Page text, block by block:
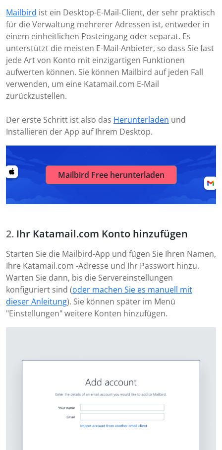
Mailbird ist ein Desktop-E-Mail-Client, der sehr praktisch
für die Verwaltung mehrerer Adressen ist, entweder in
einem einheitlichen Posteingang oder separat. Es
unterstützt die meisten E-Mail-Anbieter, so dass Sie fast
jede Art von Konto mit einzigartigen Funktionen
aufwerten können. Sie können Mailbird auf jeden Fall
verwenden, um eine Katamail.com E-Mail
zurückzustellen.
Der erste Schritt ist also das Herunterladen und
Installieren der App auf Ihrem Desktop.
Mailbird Free herunterladen
Ihr Katamail.com Konto hinzufügen
Starten Sie die Mailbird-App und fügen Sie Ihren Namen,
Ihre Katamail.com -Adresse und Ihr Passwort hinzu.
Warten Sie dann, bis die Servereinstellungen
konfiguriert sind (oder machen Sie es manuell mit
dieser Anleitung). Sie können später im Menü
"Einstellungen" weitere Konten hinzufügen.